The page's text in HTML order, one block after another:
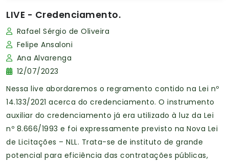
LIVE - Credenciamento.
Rafael Sérgio de Oliveira
Felipe Ansaloni
Ana Alvarenga
12/07/2023
Nessa live abordaremos o regramento contido na Lei nº
14.133/2021 acerca do credenciamento. O instrumento
auxiliar do credenciamento já era utilizado à luz da Lei
nº 8.666/1993 e foi expressamente previsto na Nova Lei
de Licitações – NLL. Trata-se de instituto de grande
potencial para eficiência das contratações públicas,